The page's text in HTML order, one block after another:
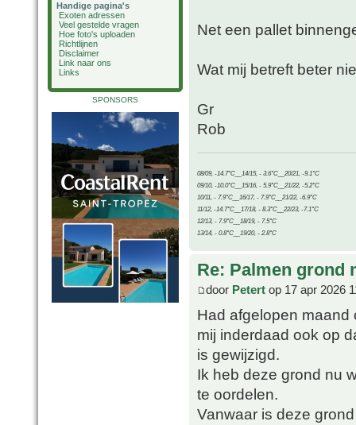
Handige pagina's
Exoten adressen
Veel gestelde vragen
Hoe foto's uploaden
Richtlijnen
Disclaimer
Link naar ons
Links
SPONSORS
Net een pallet
Wat mij betreft beter
Gr
Rob
08/09, -14.7°C__14/15, - 3.6°C__20/21, -9.1°C
09/10, -10.0°C__15/16, - 5.9°C__21/22, -5.2°C
10/11, - 7.9°C__16/17, - 7.9°C__21/22, -6.9°C
11/12, -14.7°C__17/18, - 8.3°C__22/23, -7.1°C
12/13, - 7.9°C__18/19, - 7.5°C
13/14, - 0.8°C__19/20, - 2.8°C
Re: Palmen grond
door Petert op 17 apr 2026
Had afgelopen
mij inderdaad ook op
is gewijzigd.
Ik heb deze grond nu
te oordelen.
Vanwaar is deze